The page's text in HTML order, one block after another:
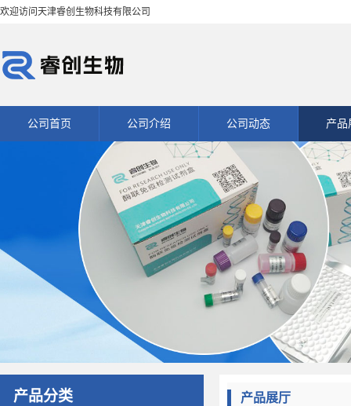
欢迎访问天津睿创生物科技有限公司
公司首页 公司介绍 公司动态 产品
产品分类 产品展厅